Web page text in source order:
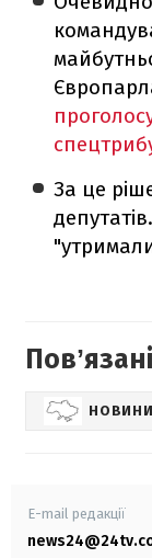
За це
E-mail редакції